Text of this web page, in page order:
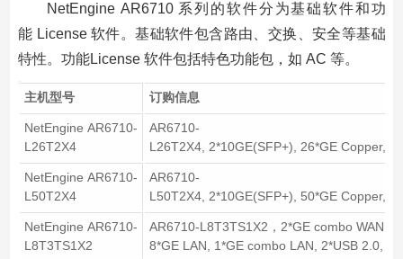
NetEngine AR6710 系列的软件分为基础软件和功
能 License 软件。基础软件包含路由、交换、安全等基础
特性。功能License 软件包括特色功能包，如 AC 等。
主机型号 订购信息
NetEngine AR6710-
L26T2X4
AR6710-
L26T2X4, 2*10GE(SFP+), 26*GE
NetEngine AR6710-
L50T2X4
AR6710-
L50T2X4, 2*10GE(SFP+), 50*GE
NetEngine AR6710-
L8T3TS1X2
AR6710-L8T3TS1X2，2*GE combo WAN,
8*GE LAN, 1*GE combo LAN, 2*USB 2.0,